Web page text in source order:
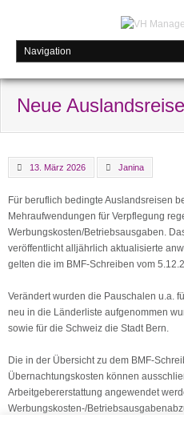
Neue
13. März 2026 Janina
Für beruflich bedingte Auslandsreisen
Mehraufwendungen für Verpflegung
Werbungskosten/Betriebsausgaben.
veröffentlicht alljährlich aktualisierte
gelten die im BMF-Schreiben vom
Verändert wurden die Pauschalen u.a.
neu in die Länderliste aufgenommen
sowie für die Schweiz die Stadt Bern.
Die in der Übersicht zu dem BMF-
Übernachtungskosten können
Arbeitgebererstattung angewendet
Werbungskosten-/